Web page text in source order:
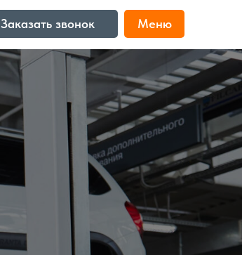
Заказать звонок Меню